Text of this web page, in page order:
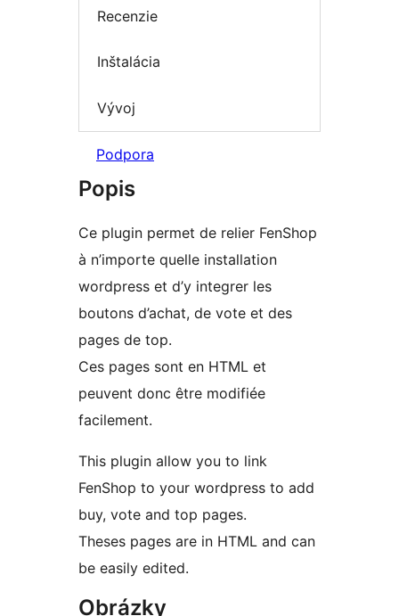
Recenzie
Inštalácia
Vývoj
Podpora
Popis
Ce plugin permet de relier FenShop
à n’importe quelle installation
wordpress et d’y integrer les
boutons d’achat, de vote et des
pages de top.
Ces pages sont en HTML et
peuvent donc être modifiée
facilement.
This plugin allow you to link
FenShop to your wordpress to add
buy, vote and top pages.
Theses pages are in HTML and can
be easily edited.
Obrázky